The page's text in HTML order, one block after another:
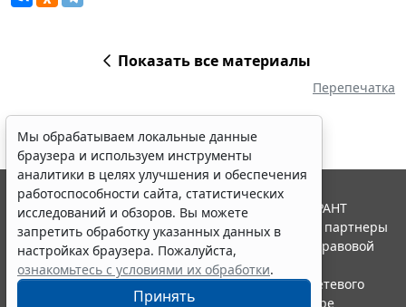
Показать все материалы
Перепечатка
Мы обрабатываем локальные данные
браузера и используем инструменты
аналитики в целях улучшения и обеспечения
работоспособности сайта, статистических
исследований и обзоров. Вы можете
запретить обработку указанных данных в
настройках браузера. Пожалуйста,
ознакомьтесь с условиями их обработки.
Принять
© ООО "НПП "ГАРАНТ-СЕРВИС", 2026. Система ГАРАНТ
выпускается с 1990 года. Компания "Гарант" и ее партнеры
являются участниками Российской ассоциации правовой
информации ГАРАНТ.
Портал ГАРАНТ.РУ зарегистрирован в качестве сетевого
издания Федеральной службой по надзору в сфере